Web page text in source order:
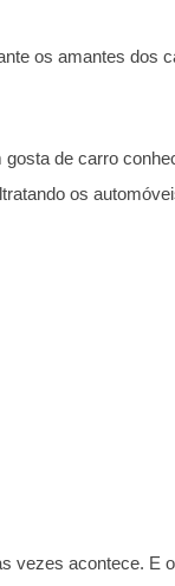
os amantes dos
de carro
os
vezes acontece. E